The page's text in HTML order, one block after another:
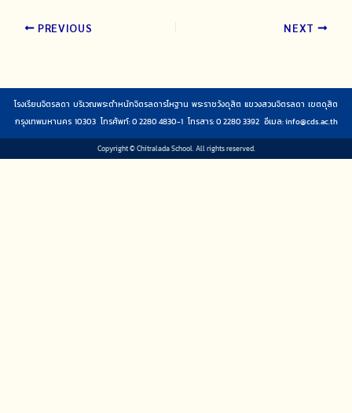
PREVIOUS NEXT
โรงเรียนจิตรลดา บริเวณพระตำหนักจิตรลดารโหฐาน พระราชวังดุสิต แขวงสวนจิตรลดา เขตดุสิต
กรุงเทพมหานคร 10303 โทรศัพท์: 0 2280 4830-1 โทรสาร: 0 2280 3392 อีเมล:info@cds.ac.th
Copyright © Chitralada School. All rights reserved.